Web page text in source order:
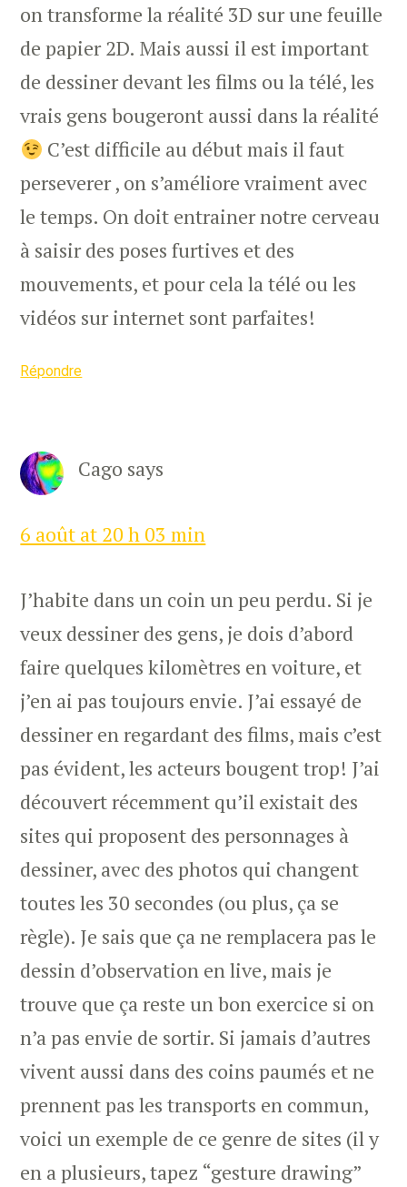
on transforme la réalité 3D sur une feuille
de papier 2D. Mais aussi il est important
de dessiner devant les films ou la télé, les
vrais gens bougeront aussi dans la réalité
C’est difficile au début mais il faut
perseverer , on s’améliore vraiment avec
le temps. On doit entrainer notre cerveau
à saisir des poses furtives et des
mouvements, et pour cela la télé ou les
vidéos sur internet sont parfaites!
Répondre
Cago says
6 août at 20 h 03 min
J’habite dans un coin un peu perdu. Si je
veux dessiner des gens, je dois d’abord
faire quelques kilomètres en voiture, et
j’en ai pas toujours envie. J’ai essayé de
dessiner en regardant des films, mais c’est
pas évident, les acteurs bougent trop! J’ai
découvert récemment qu’il existait des
sites qui proposent des personnages à
dessiner, avec des photos qui changent
toutes les 30 secondes (ou plus, ça se
règle). Je sais que ça ne remplacera pas le
dessin d’observation en live, mais je
trouve que ça reste un bon exercice si on
n’a pas envie de sortir. Si jamais d’autres
vivent aussi dans des coins paumés et ne
prennent pas les transports en commun,
voici un exemple de ce genre de sites (il y
en a plusieurs, tapez “gesture drawing”